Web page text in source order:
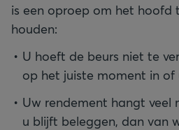
is een oproep om het hoofd
houden:
U hoeft de beurs niet te
op het juiste moment in
Uw rendement hangt veel
u blijft beleggen, dan van